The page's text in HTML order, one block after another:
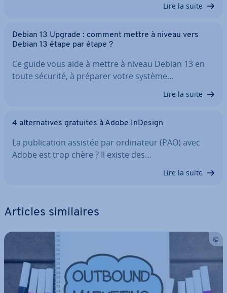
Lire la suite
Debian 13 Upgrade : comment mettre à niveau vers
Debian 13 étape par étape ?
Ce guide vous aide à mettre à niveau Debian 13 en
toute sécurité, à préparer votre système…
Lire la suite
4 al­ter­na­tives gratuites à Adobe InDesign
La pu­bli­ca­tion assistée par or­di­na­teur (PAO) avec
Adobe est trop chère ? Il existe des…
Lire la suite
Articles si­mi­laires